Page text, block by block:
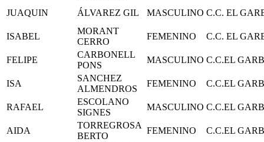
JUAQUIN ÁLVAREZ GIL MASCULINO C.C. EL
ISABEL
MORANT
CERRO
FEMENINO C.C. EL
FELIPE
CARBONELL
PONS
MASCULINO C.C.EL
ISA
SANCHEZ
ALMENDROS
FEMENINO C.C.EL
RAFAEL
ESCOLANO
SIGNES
MASCULINO C.C.EL
AIDA
TORREGROSA
BERTO
FEMENINO C.C.EL